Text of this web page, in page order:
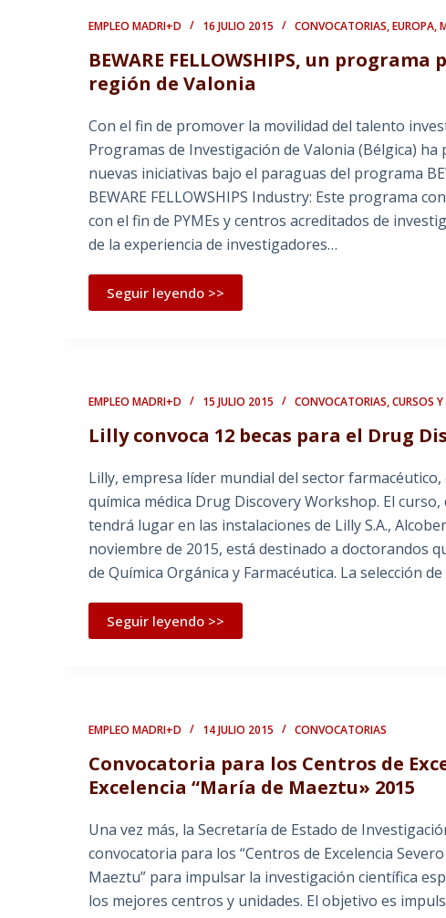
EMPLEO MADRI+D 16 JULIO 2015 CONVOCATORIAS,EUROPA,
BEWARE FELLOWSHIPS, un
región de Valonia
Con el fin de promover la movilidad del talento
Programas de Investigación de Valonia (Bélgica)
nuevas iniciativas bajo el paraguas del programa
BEWARE FELLOWSHIPS Industry: Este programa
con el fin de PYMEs y centros acreditados de
de la experiencia de investigadores…
Seguir leyendo >>
EMPLEO MADRI+D 15 JULIO 2015 CONVOCATORIAS,CURSOS
Lilly convoca 12 becas para el Drug
Lilly, empresa líder mundial del sector
química médica Drug Discovery Workshop. El
tendrá lugar en las instalaciones de Lilly S.A.,
noviembre de 2015, está destinado a doctorandos
de Química Orgánica y Farmacéutica. La selección
Seguir leyendo >>
EMPLEO MADRI+D 14 JULIO 2015 CONVOCATORIAS
Convocatoria para los Centros de
Excelencia “María de Maeztu» 2015
Una vez más, la Secretaría de Estado de
convocatoria para los “Centros de Excelencia
Maeztu” para impulsar la investigación científica
los mejores centros y unidades. El objetivo es